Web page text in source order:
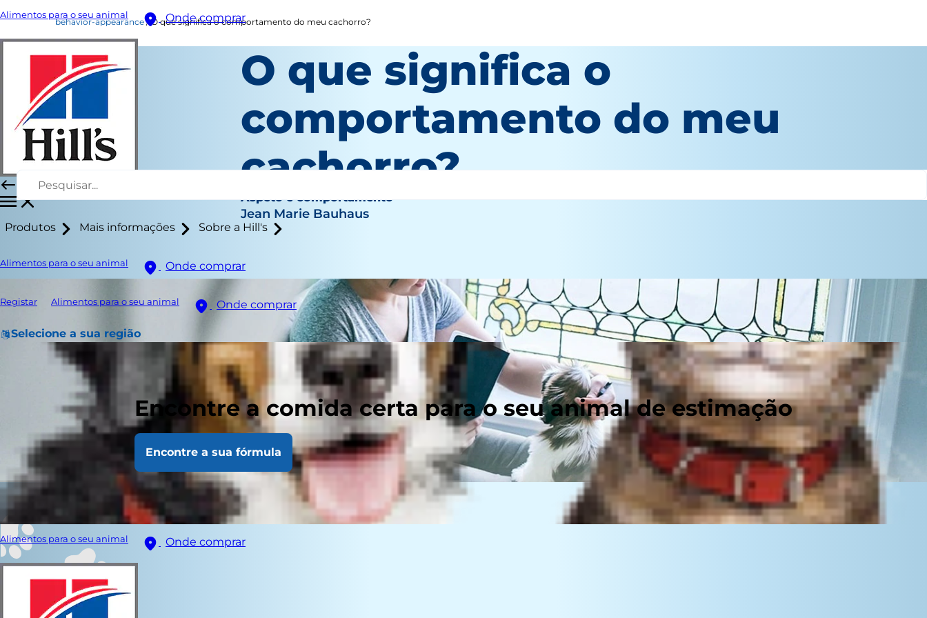
Alimentos para o seu animal Onde comprar
Produtos Mais informações Sobre a Hill's
Alimentos para o seu animal Onde comprar
Registar Alimentos para o seu animal Onde comprar
Selecione a sua região
Encontre a comida certa para o seu animal de estimação
Encontre a sua fórmula
Alimentos para o seu animal Onde comprar
behavior-appearance O que significa o comportamento do meu cachorro?
O que significa o
comportamento do meu
cachorro?
Aspeto e comportamento
Jean Marie Bauhaus